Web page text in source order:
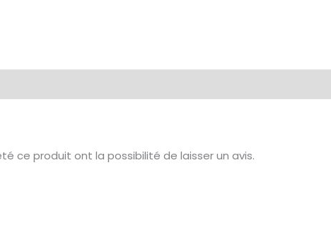
ce produit ont la possibilité de laisser un avis.